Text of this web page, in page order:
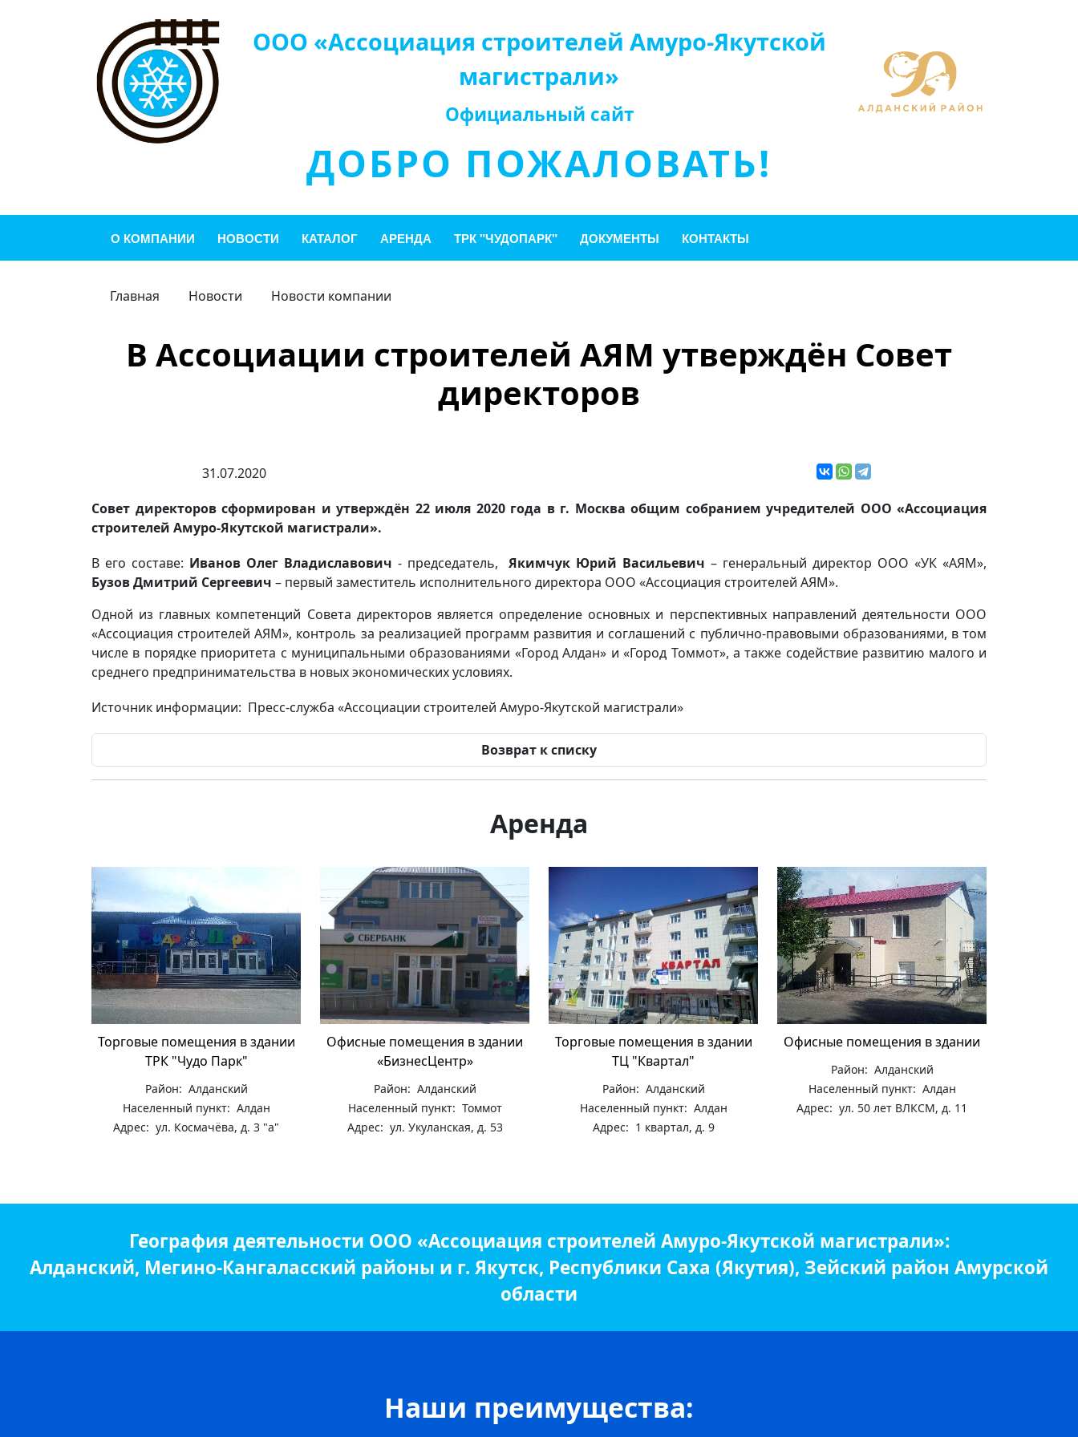
ООО «Ассоциация строителей Амуро-Якутской
магистрали»
Официальный сайт
ДОБРО ПОЖАЛОВАТЬ!
О КОМПАНИИ НОВОСТИ КАТАЛОГ АРЕНДА ТРК "ЧУДОПАРК" ДОКУМЕНТЫ КОНТАКТЫ
Главная Новости Новости компании
В Ассоциации строителей АЯМ утверждён Совет
директоров
31.07.2020
Совет директоров сформирован и утверждён 22 июля 2020 года в г. Москва общим собранием учредителей ООО «Ассоциация
строителей Амуро-Якутской магистрали».
В его составе: Иванов Олег Владиславович - председатель,Якимчук Юрий Васильевич – генеральный директор ООО «УК «АЯМ»,
Бузов Дмитрий Сергеевич – первый заместитель исполнительного директора ООО «Ассоциация строителей АЯМ».
Одной из главных компетенций Совета директоров является определение основных и перспективных направлений деятельности ООО
«Ассоциация строителей АЯМ», контроль за реализацией программ развития и соглашений с публично-правовыми образованиями, в том
числе в порядке приоритета с муниципальными образованиями «Город Алдан» и «Город Томмот», а также содействие развитию малого и
среднего предпринимательства в новых экономических условиях.
Источник информации: Пресс-служба «Ассоциации строителей Амуро-Якутской магистрали»
Возврат к списку
Аренда
Торговые помещения в здании
ТРК "Чудо Парк"
Район: Алданский
Населенный пункт: Алдан
Адрес: ул. Космачёва, д. 3 "а"
Офисные помещения в здании
«БизнесЦентр»
Район: Алданский
Населенный пункт: Томмот
Адрес: ул. Укуланская, д. 53
Торговые помещения в здании
ТЦ "Квартал"
Район: Алданский
Населенный пункт: Алдан
Адрес: 1 квартал, д. 9
Офисные помещения в здании
Район: Алданский
Населенный пункт: Алдан
Адрес: ул. 50 лет ВЛКСМ, д. 11
География деятельности ООО «Ассоциация строителей Амуро-Якутской магистрали»:
Алданский, Мегино-Кангаласский районы и г. Якутск, Республики Саха (Якутия), Зейский район Амурской
области
Наши преимущества: